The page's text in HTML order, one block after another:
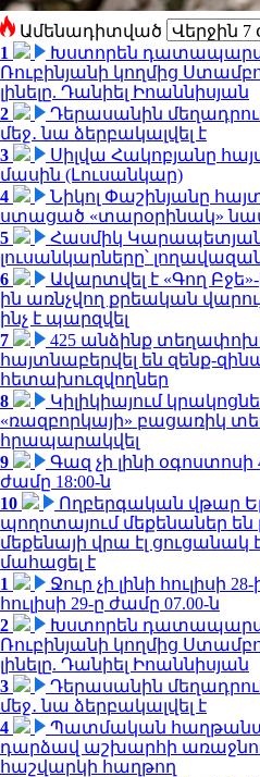
Ամենադիտված
1
Խստորեն
Ռուբինյանի կողմից
լինելը. Դանիել Իոաննիսյան
2
Դերասանին
մեջ․ նա ձերբակալվել է
3
Սիլվա Հակոբյանը
մասին (Լուսանկար)
4
Նիկոլ Փաշինյանը
ստացած «տարօրինակ»
5
Հասմիկ
լուսանկարները՝
6
Ավարտվել է «Գող Բջե»-
ին առնչվող քրեական
ինչ է պարզվել
7
425 անձինք
հայտնաբերվել են զենք-
հետախուզվողներ
8
Կիլիկիայում
«ռազբորկայի» բացառիկ
հրապարակվել
9
Գազ չի լինի օգոստոսի
ժամը 18:00-ն
10
Ողբերգական վթար
պողոտայում մեքենաներ են
մեքենայի վրա էլ ցուցանակ
մահացել է
1
Ջուր չի լինի հուլիսի
հուլիսի 29-ը ժամը 07.00-ն
2
Խստորեն
Ռուբինյանի կողմից
լինելը. Դանիել Իոաննիսյան
3
Դերասանին
մեջ․ նա ձերբակալվել է
4
Պատմական
դարձավ աշխարհի
հաշվարկի հաղթող